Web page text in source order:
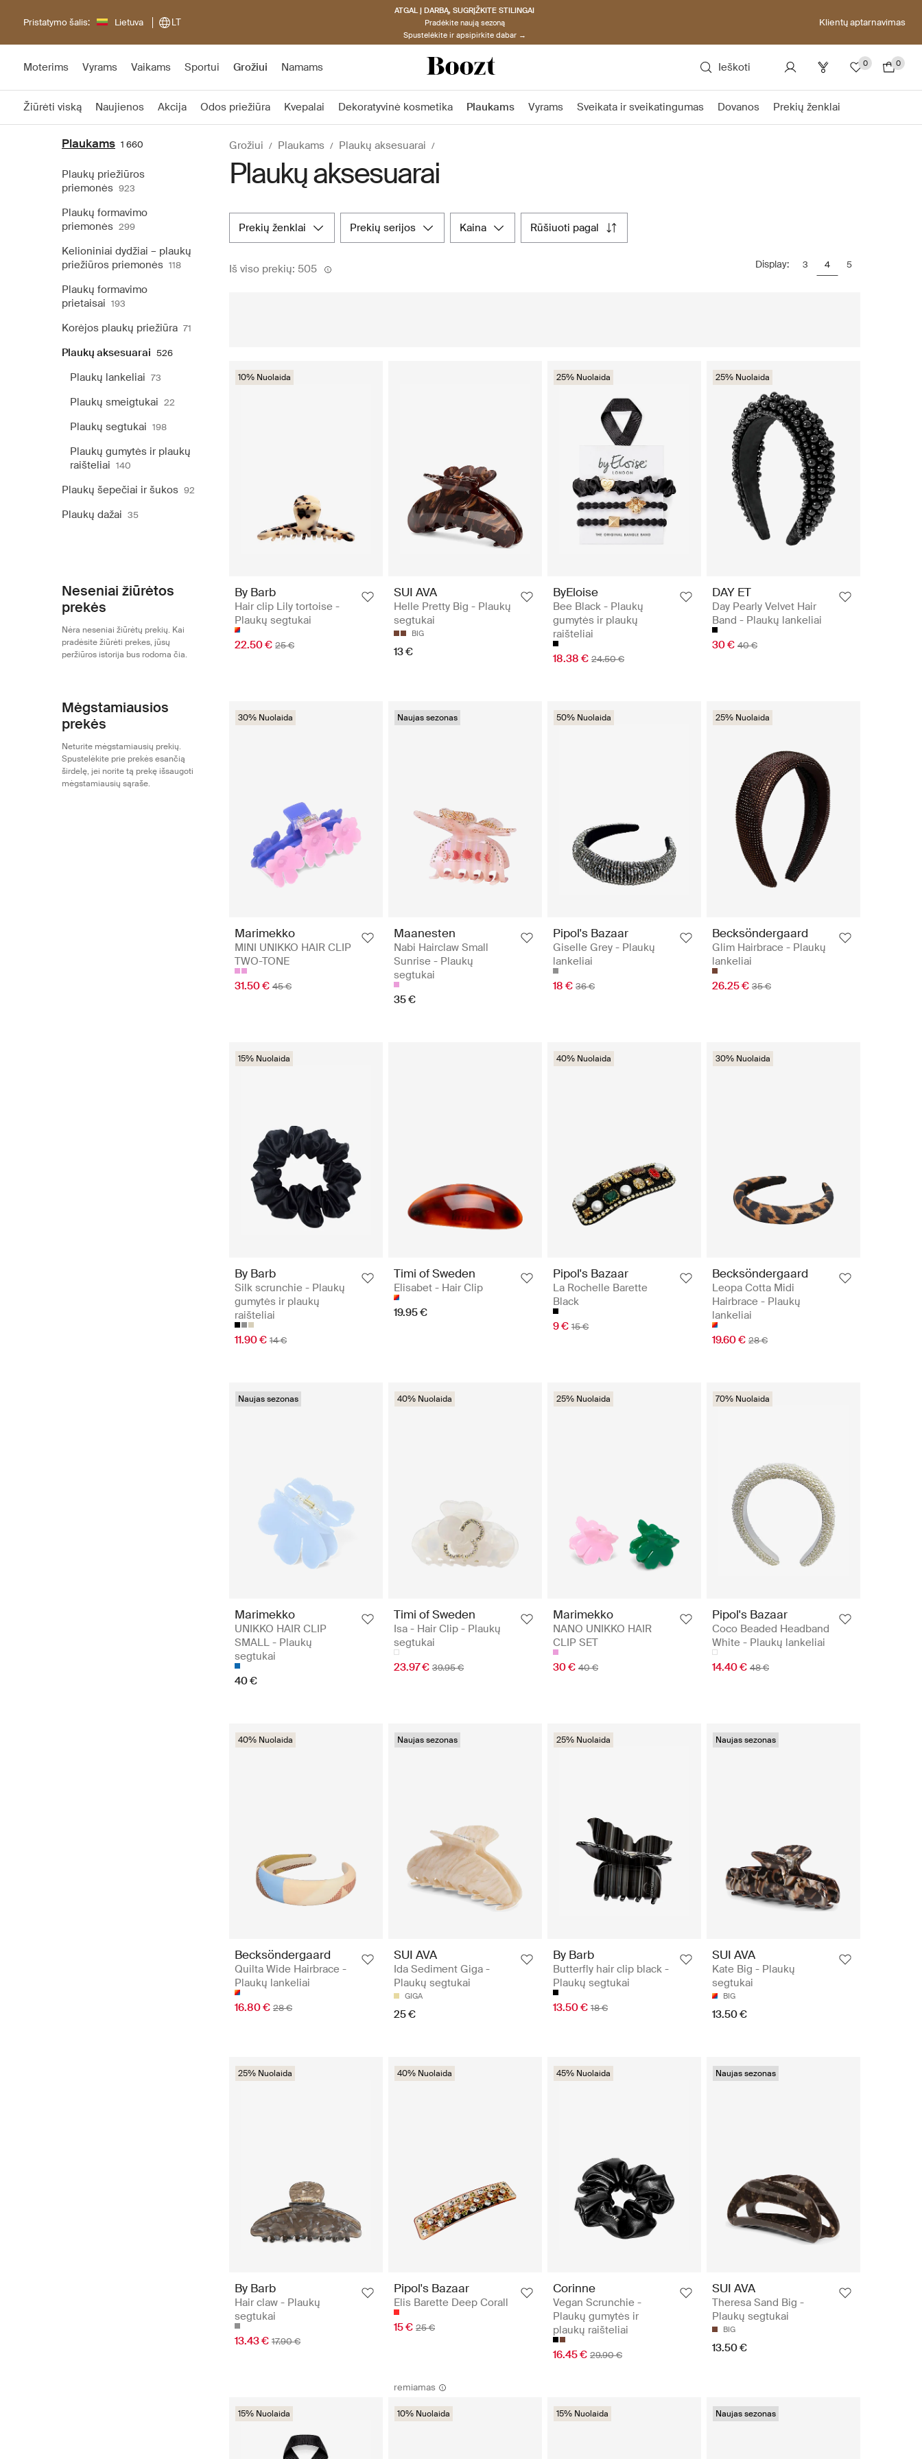
Pristatymo šalis: Lietuva LT
ATGAL Į DARBĄ, SUGRĮŽKITE STILINGAI
Pradėkite naują sezoną
Spustelėkite ir apsipirkite dabar →
Klientų aptarnavimas
Moterims Vyrams Vaikams Sportui Grožiui Namams Ieškoti 0 0
Žiūrėti viską Naujienos Akcija Odos priežiūra Kvepalai Dekoratyvinė kosmetika Plaukams Vyrams Sveikata ir sveikatingumas Dovanos Prekių ženklai
Plaukams 1 660
Plaukų priežiūros
priemonės 923
Plaukų formavimo
priemonės 299
Kelioniniai dydžiai – plaukų
priežiūros priemonės 118
Plaukų formavimo
prietaisai 193
Korėjos plaukų priežiūra 71
Plaukų aksesuarai 526
Plaukų lankeliai 73
Plaukų smeigtukai 22
Plaukų segtukai 198
Plaukų gumytės ir plaukų
raišteliai 140
Plaukų šepečiai ir šukos 92
Plaukų dažai 35
Neseniai žiūrėtos
prekės
Nėra neseniai žiūrėtų prekių. Kai
pradėsite žiūrėti prekes, jūsų
peržiūros istorija bus rodoma čia.
Mėgstamiausios
prekės
Neturite mėgstamiausių prekių.
Spustelėkite prie prekės esančią
širdelę, jei norite tą prekę išsaugoti
mėgstamiausių sąraše.
Grožiui Plaukams Plaukų aksesuarai
Plaukų aksesuarai
prekių ženklai prekių serijos kaina rūšiuoti pagal
Iš viso prekių: 505 Display: 3 4 5
10% Nuolaida
By Barb
Hair clip Lily tortoise -
Plaukų segtukai
22.50 € 25 €
SUI AVA
Helle Pretty Big - Plaukų
segtukai
BIG
13 €
25% Nuolaida
ByEloise
Bee Black - Plaukų
gumytės ir plaukų
raišteliai
18.38 € 24.50 €
25% Nuolaida
DAY ET
Day Pearly Velvet Hair
Band - Plaukų lankeliai
30 € 40 €
30% Nuolaida
Marimekko
MINI UNIKKO HAIR CLIP
TWO-TONE
31.50 € 45 €
Naujas sezonas
Maanesten
Nabi Hairclaw Small
Sunrise - Plaukų
segtukai
35 €
50% Nuolaida
Pipol's Bazaar
Giselle Grey - Plaukų
lankeliai
18 € 36 €
25% Nuolaida
Becksöndergaard
Glim Hairbrace - Plaukų
lankeliai
26.25 € 35 €
15% Nuolaida
By Barb
Silk scrunchie - Plaukų
gumytės ir plaukų
raišteliai
11.90 € 14 €
Timi of Sweden
Elisabet - Hair Clip
19.95 €
40% Nuolaida
Pipol's Bazaar
La Rochelle Barette
Black
9 € 15 €
30% Nuolaida
Becksöndergaard
Leopa Cotta Midi
Hairbrace - Plaukų
lankeliai
19.60 € 28 €
Naujas sezonas
Marimekko
UNIKKO HAIR CLIP
SMALL - Plaukų
segtukai
40 €
40% Nuolaida
Timi of Sweden
Isa - Hair Clip - Plaukų
segtukai
23.97 € 39.95 €
25% Nuolaida
Marimekko
NANO UNIKKO HAIR
CLIP SET
30 € 40 €
70% Nuolaida
Pipol's Bazaar
Coco Beaded Headband
White - Plaukų lankeliai
14.40 € 48 €
40% Nuolaida
Becksöndergaard
Quilta Wide Hairbrace -
Plaukų lankeliai
16.80 € 28 €
Naujas sezonas
SUI AVA
Ida Sediment Giga -
Plaukų segtukai
GIGA
25 €
25% Nuolaida
By Barb
Butterfly hair clip black -
Plaukų segtukai
13.50 € 18 €
Naujas sezonas
SUI AVA
Kate Big - Plaukų
segtukai
BIG
13.50 €
25% Nuolaida
By Barb
Hair claw - Plaukų
segtukai
13.43 € 17.90 €
40% Nuolaida
Pipol's Bazaar
Elis Barette Deep Corall
15 € 25 €
45% Nuolaida
Corinne
Vegan Scrunchie -
Plaukų gumytės ir
plaukų raišteliai
16.45 € 29.90 €
Naujas sezonas
SUI AVA
Theresa Sand Big -
Plaukų segtukai
BIG
13.50 €
15% Nuolaida
remiamas
10% Nuolaida 15% Nuolaida Naujas sezonas